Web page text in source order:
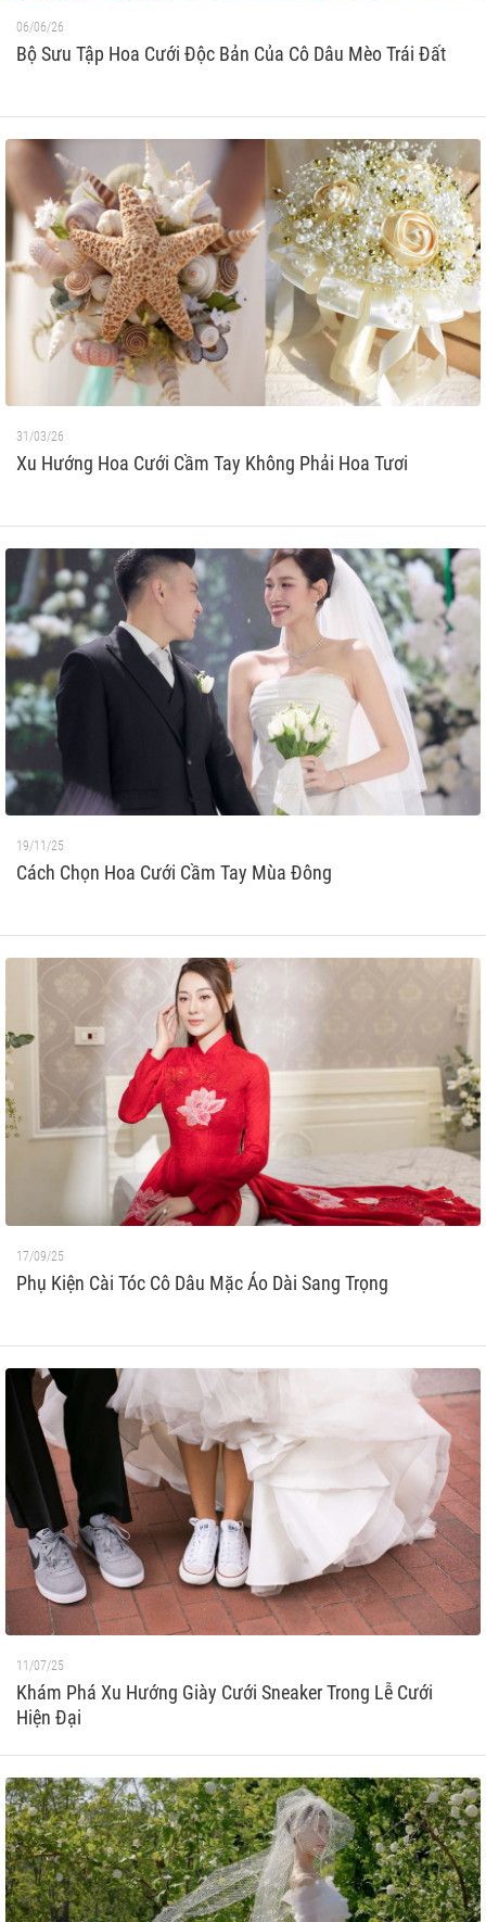
06/06/26
Bộ Sưu Tập Hoa Cưới Độc Bản Của Cô Dâu Mèo Trái Đất
31/03/26
Xu Hướng Hoa Cưới Cầm Tay Không Phải Hoa Tươi
19/11/25
Cách Chọn Hoa Cưới Cầm Tay Mùa Đông
17/09/25
Phụ Kiện Cài Tóc Cô Dâu Mặc Áo Dài Sang Trọng
11/07/25
Khám Phá Xu Hướng Giày Cưới Sneaker Trong Lễ Cưới
Hiện Đại